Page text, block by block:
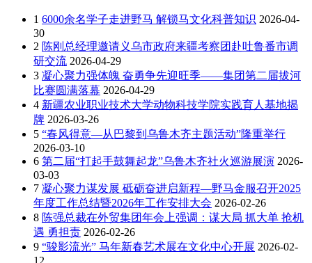
1 6000余名学子走进野马 解锁马文化科普知识 2026-04-
30
2 陈刚总经理邀请义乌市政府来疆考察团赴吐鲁番市调
研交流 2026-04-29
3 凝心聚力强体魄 奋勇争先迎旺季——集团第二届拔河
比赛圆满落幕 2026-04-29
4 新疆农业职业技术大学动物科技学院实践育人基地揭
牌 2026-03-26
5 “春风得意—从巴黎到乌鲁木齐主题活动”隆重举行
2026-03-10
6 第二届“打起手鼓舞起龙”乌鲁木齐社火巡游展演 2026-
03-03
7 凝心聚力谋发展 砥砺奋进启新程—野马金服召开2025
年度工作总结暨2026年工作安排大会 2026-02-26
8 陈强总裁在外贸集团年会上强调：谋大局 抓大单 抢机
遇 勇担责 2026-02-26
9 “骏影流光” 马年新春艺术展在文化中心开展 2026-02-
12